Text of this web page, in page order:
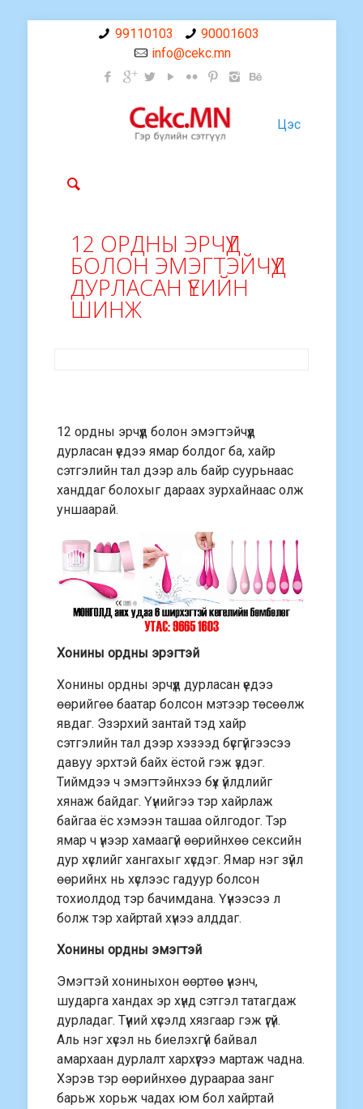
99110103
90001603
info@cekc.mn
Цэс
12 ОРДНЫ ЭРЧҮҮД
БОЛОН ЭМЭГТЭЙЧҮҮД
ДУРЛАСАН ҮЕИЙН
ШИНЖ
12 ордны эрчүүд болон эмэгтэйчүүд
дурласан үедээ ямар болдог ба, хайр
сэтгэлийн тал дээр аль байр суурьнаас
ханддаг болохыг дараах зурхайнаас олж
уншаарай.
Хонины ордны эрэгтэй
Хонины ордны эрчүүд дурласан үедээ
өөрийгөө баатар болсон мэтээр төсөөлж
явдаг. Эзэрхий зантай тэд хайр
сэтгэлийн тал дээр хэзээд бүсгүйгээсээ
давуу эрхтэй байх ёстой гэж үздэг.
Тиймдээ ч эмэгтэйнхээ бүх үйлдлийг
хянаж байдаг. Үүнийгээ тэр хайрлаж
байгаа ёс хэмээн ташаа ойлгодог. Тэр
ямар ч үнээр хамаагүй өөрийнхөө сексийн
дур хүслийг хангахыг хүсдэг. Ямар нэг зүйл
өөрийнх нь хүслээс гадуур болсон
тохиолдод тэр бачимдана. Үүнээсээ л
болж тэр хайртай хүнээ алддаг.
Хонины ордны эмэгтэй
Эмэгтэй хониныхон өөртөө үнэнч,
шударга хандах эр хүнд сэтгэл татагдаж
дурладаг. Түүний хүсэлд хязгаар гэж үгүй.
Аль нэг хүсэл нь биелэхгүй байвал
амархаан дурлалт хархүүгээ мартаж чадна.
Хэрэв тэр өөрийнхөө дураараа занг
барьж хорьж чадах юм бол хайртай